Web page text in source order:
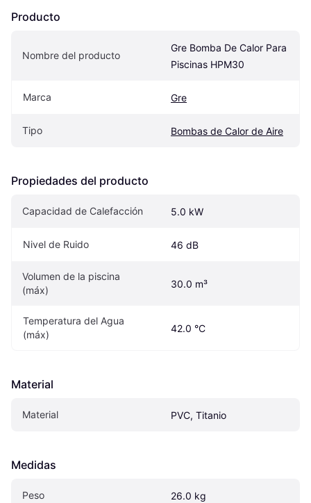
Producto
Nombre del producto
Gre Bomba De Calor Para
Piscinas HPM30
Marca Gre
Tipo Bombas de Calor de Aire
Propiedades del producto
Capacidad de Calefacción 5.0 kW
Nivel de Ruido 46 dB
Volumen de la piscina
(máx)
30.0 m³
Temperatura del Agua
(máx)
42.0 °C
Material
Material PVC, Titanio
Medidas
Peso 26.0 kg